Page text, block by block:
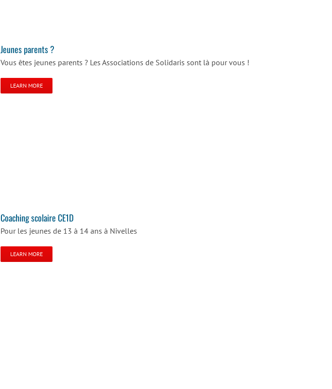
Jeunes parents ?
Vous êtes jeunes parents ? Les Associations de Solidaris sont là pour vous !
LEARN MORE
Coaching scolaire CE1D
Pour les jeunes de 13 à 14 ans à Nivelles
LEARN MORE